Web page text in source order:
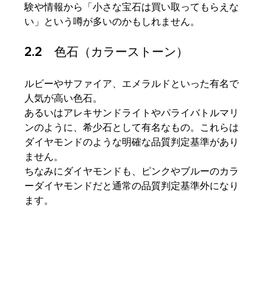
験や情報から「小さな宝石は買い取ってもらえな
い」という噂が多いのかもしれません。
2.2　色石（カラーストーン）
ルビーやサファイア、エメラルドといった有名で
人気が高い色石。
あるいはアレキサンドライトやパライバトルマリ
ンのように、希少石として有名なもの。これらは
ダイヤモンドのような明確な品質判定基準があり
ません。
ちなみにダイヤモンドも、ピンクやブルーのカラ
ーダイヤモンドだと通常の品質判定基準外になり
ます。